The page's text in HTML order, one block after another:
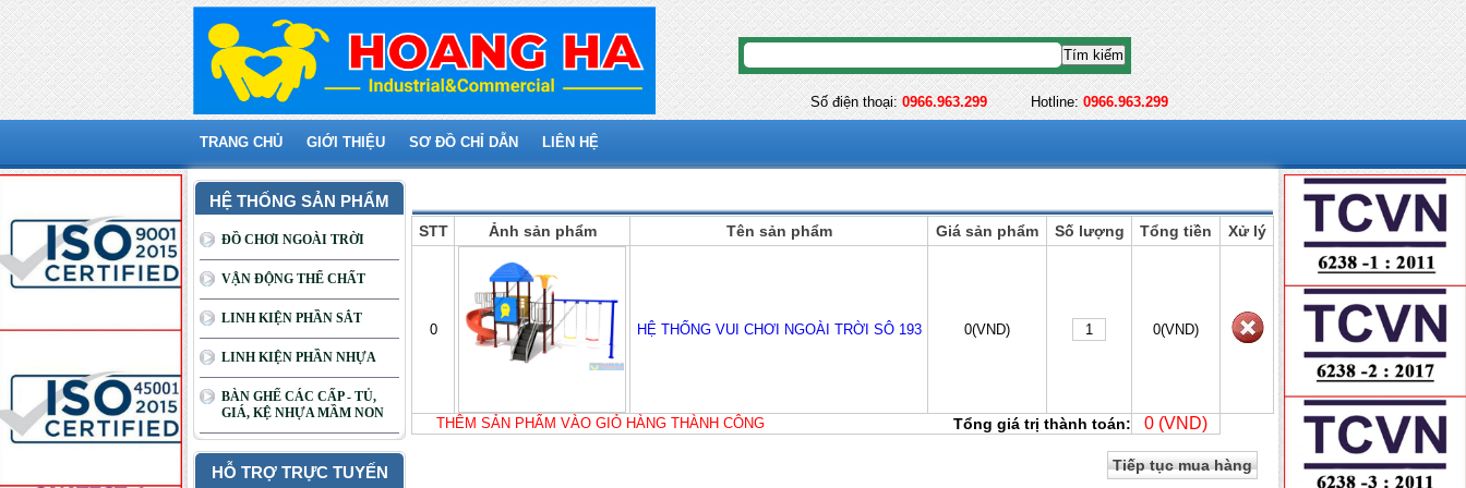
Số điện thoại: 0966.963.299 Hotline: 0966.963.299
TRANG CHỦ GIỚI THIỆU SƠ ĐỒ CHỈ DẪN LIÊN HỆ
HỆ THỐNG SẢN PHẨM
ĐỒ CHƠI NGOÀI TRỜI
VẬN ĐỘNG THỂ CHẤT
LINH KIỆN PHẦN SẮT
LINH KIỆN PHẦN NHỰA
BÀN GHẾ CÁC CẤP - TỦ,
GIÁ, KỆ NHỰA MẦM NON
HỖ TRỢ TRỰC TUYẾN
STT Ảnh sản phẩm Tên sản phẩm Giá sản phẩm Số lượng Tổng tiền Xử lý
0 HỆ THỐNG VUI CHƠI NGOÀI TRỜI SÔ 193 0(VND) 0(VND)
THÊM SẢN PHẨM VÀO GIỎ HÀNG THÀNH CÔNG Tổng giá trị thành toán: 0 (VND)
Tiếp tục mua hàng